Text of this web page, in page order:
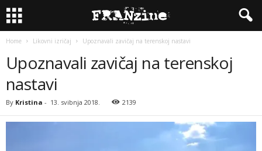
Home Likovni izričaj Upoznavali zavičaj na terenskoj nastavi
Upoznavali zavičaj na terenskoj
nastavi
By Kristina - 13. svibnja 2018. 2139